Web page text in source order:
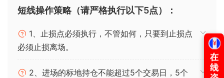
短线操作策略（请严格执行以下5点）：
1、止损点必须执行，不管如何，只要到止损点
必须止损离场。
2、进场的标地持仓不能超过5个交易日，5个